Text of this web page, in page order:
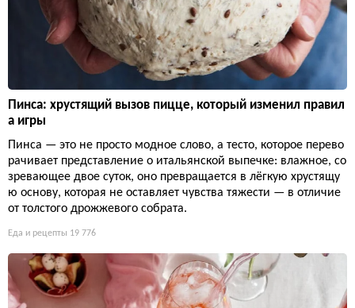
Пинса: хрустящий вызов пицце, который изменил правил
а игры
Пинса — это не просто модное слово, а тесто, которое перево
рачивает представление о итальянской выпечке: влажное, со
зревающее двое суток, оно превращается в лёгкую хрустящу
ю основу, которая не оставляет чувства тяжести — в отличие
от толстого дрожжевого собрата.
Еда и рецепты 19 776